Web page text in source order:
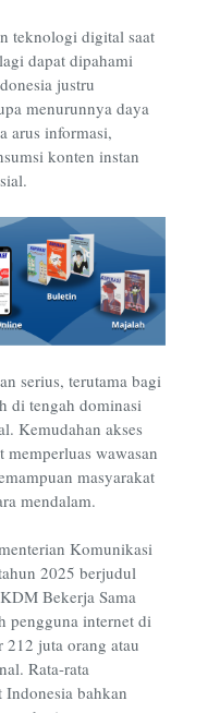
teknologi digital saat
dapat dipahami
justru
menurunnya daya
arus informasi,
konten instan
serius, terutama bagi
di tengah dominasi
Kemudahan akses
memperluas wawasan
masyarakat
mendalam.
Komunikasi
2025 berjudul
Bekerja Sama
pengguna internet di
212 juta orang atau
Rata-rata
Indonesia bahkan